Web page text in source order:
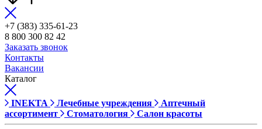
+7 (383) 335-61-23
8 800 300 82 42
Заказать звонок
Контакты
Вакансии
Каталог
INEKTA Лечебные учреждения
Аптечный
ассортимент
Стоматология Салон красоты